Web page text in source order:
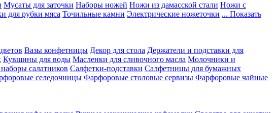
Мусаты для заточки Наборы ножей Ножи из дамасской стали Ножи с
для рубки мяса Точильные камни Электрические ножеточки ... Показать
Вазы конфетницы Декор для стола Держатели и подставки для
Кувшины для воды Масленки для сливочного масла Молочники и
салатников Салфетки-подставки Салфетницы для бумажных
селедочницы Фарфоровые столовые сервизы Фарфоровые чайные